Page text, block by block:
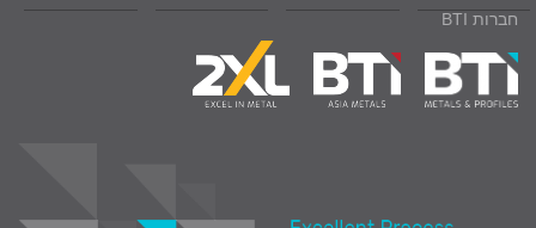
חברות BTI